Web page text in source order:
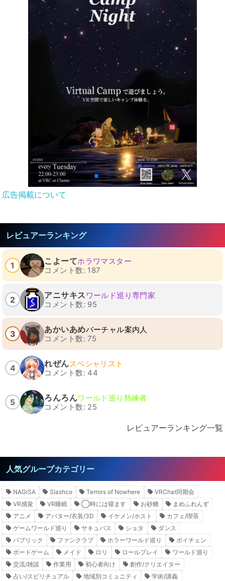
広告掲載について
レビュアーランキング
1 こよーてホラワマスター
コメント数: 187
2 アニサキス ワールド巡り専門家
コメント数: 95
3 あかいあめバーチャル案内人
コメント数: 75
4 れぜんスペシャリスト
コメント数: 44
5 ろんろんワールド巡り熟練者
コメント数: 25
レビュアーランキング一覧
人気グループカテゴリー
NAGiSA Slashco Terrors of Nowhere
VRChat同期会
VR感覚
VR睡眠 ◯時には寝ます お砂糖
まめふれんず
アニメ
アバター/衣装/3D イケメン/ホスト
カフェ/喫茶
ゲームワールド巡り
サキュバス ショタ
ダンス
パブリック
ファンクラブ ホラーワールド巡り
ボイチェン
ボードゲーム
メイド ロリ ロールプレイ
ワールド巡り
交流/雑談
作業用 初心者向け
創作/クリエイター
占い/スピリチュアル
地域別コミュニティ
学術/講義